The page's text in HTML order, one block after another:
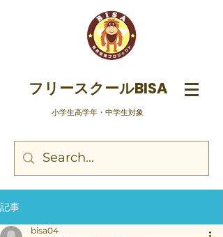
フリースクールBISA
​小学生高学年・中学生対象
記事
bisa04